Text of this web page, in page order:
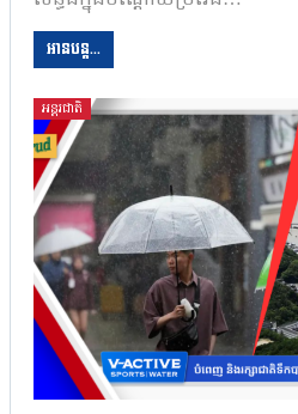
អានបន្ត...
អន្តរជាតិ